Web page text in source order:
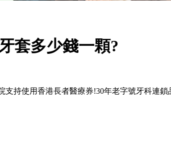
套多少錢一顆?
支持使用香港長者醫療券!30年老字號牙科連